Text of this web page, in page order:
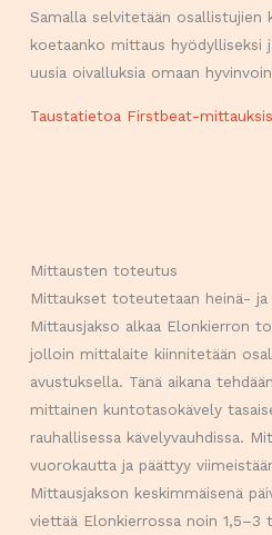
Samalla selvitetään osallistujien
koetaanko mittaus
uusia oivalluksia omaan
Taustatietoa Firstbeat-
Mittausten toteutus
Mittaukset toteutetaan heinä- ja
Mittausjakso alkaa Elonkierron
jolloin mittalaite kiinnitetään
avustuksella. Tänä aikana
mittainen kuntotasokävely
rauhallisessa kävelyvauhdissa.
vuorokautta ja päättyy
Mittausjakson keskimmäisenä
viettää Elonkierrossa noin 1,5–3